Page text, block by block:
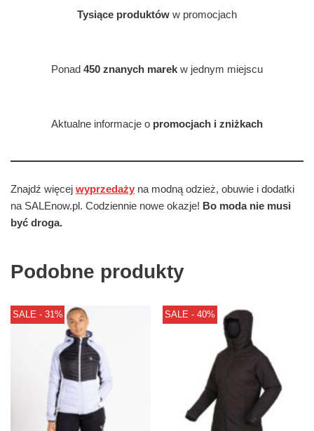
Tysiące produktów w promocjach
Ponad 450 znanych marek w jednym miejscu
Aktualne informacje o promocjach i zniżkach
Znajdź więcej wyprzedaży na modną odzież, obuwie i dodatki
na SALEnow.pl. Codziennie nowe okazje! Bo moda nie musi
być droga.
Podobne produkty
SALE - 31% SALE - 40%